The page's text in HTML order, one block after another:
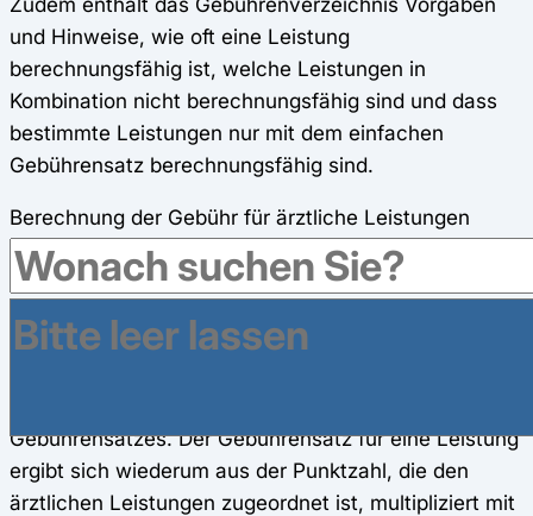
und Hinweise, wie oft eine Leistung
berechnungsfähig ist, welche Leistungen in
Kombination nicht berechnungsfähig sind und dass
bestimmte Leistungen nur mit dem einfachen
Gebührensatz berechnungsfähig sind.
Berechnung der Gebühr für ärztliche Leistungen
In derAnlage zur GOÄist das Gebührenverzeichnis
ärztliche Leistungen eine Gebühr angegeben ist. Die
Gebührensatzes. Der Gebührensatz für eine Leistung
ergibt sich wiederum aus der Punktzahl, die den
ärztlichen Leistungen zugeordnet ist, multipliziert mit